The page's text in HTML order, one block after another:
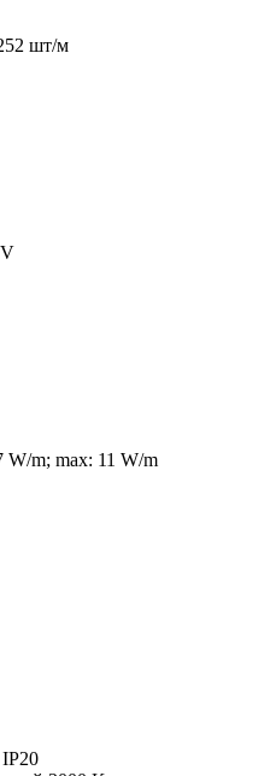
шт/м
W/m; max: 11 W/m
IP20